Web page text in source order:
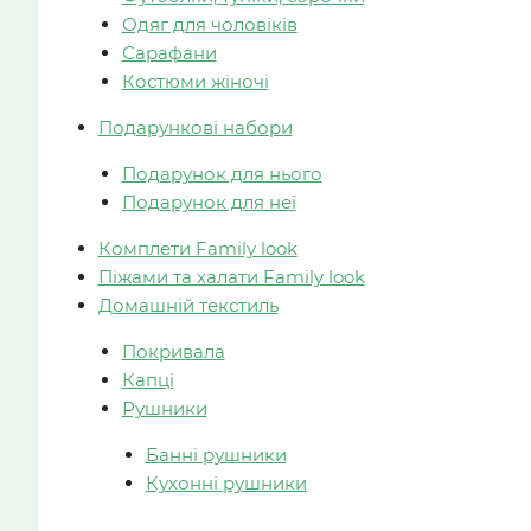
Одяг для чоловіків
Сарафани
Костюми жіночі
Подарункові набори
Подарунок для нього
Подарунок для неї
Комплети Family look
Піжами та халати Family look
Домашній текстиль
Покривала
Капці
Рушники
Банні рушники
Кухонні рушники